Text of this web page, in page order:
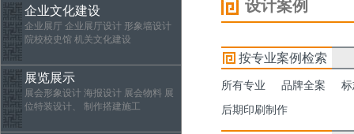
企业文化建设
企业展厅 企业展厅设计 形象墙设计
院校校史馆 机关文化建设
展览展示
展会形象设计 海报设计 展会物料 展
位特装设计、 制作搭建施工
设计案例
按专业案例检索
所有专业 品牌全案
后期印刷制作